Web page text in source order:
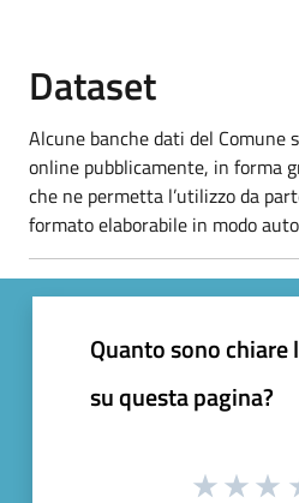
Dataset
Alcune banche dati del Comune
online pubblicamente, in forma
che ne permetta l’utilizzo da
formato elaborabile in modo
Quanto sono
su questa pagina?